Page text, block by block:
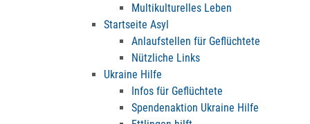
Multikulturelles Leben
Startseite Asyl
Anlaufstellen für Geflüchtete
Nützliche Links
Ukraine Hilfe
Infos für Geflüchtete
Spendenaktion Ukraine Hilfe